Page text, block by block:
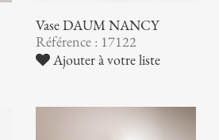
Vase DAUM NANCY
Référence : 17122
Ajouter à votre liste